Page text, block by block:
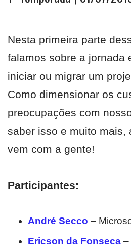
Nesta primeira parte
falamos sobre a jornada
iniciar ou migrar um
Como dimensionar os
preocupações com
saber isso e muito mais,
vem com a gente!
Participantes:
André Secco –
Ericson da Fonseca –